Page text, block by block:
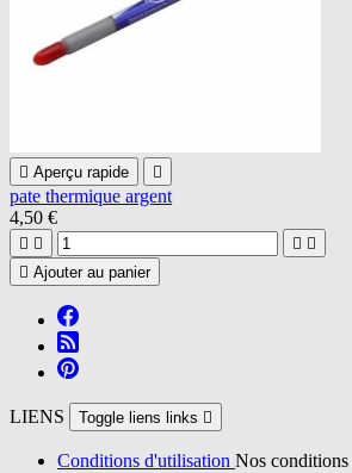
 Aperçu rapide 
pate thermique argent
4,50 €
   
 Ajouter au panier
LIENS Toggle liens links 
Conditions d'utilisation Nos conditions